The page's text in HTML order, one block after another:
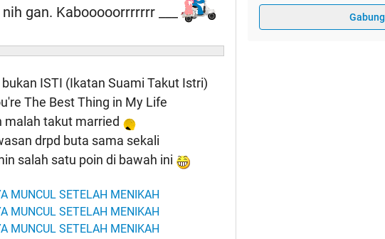
gan. Kabooooorrrrrrr ___
ISTI (Ikatan Suami Takut Istri)
The Best Thing in My Life
malah takut married
drpd buta sama sekali
salah satu poin di bawah ini
Gabung